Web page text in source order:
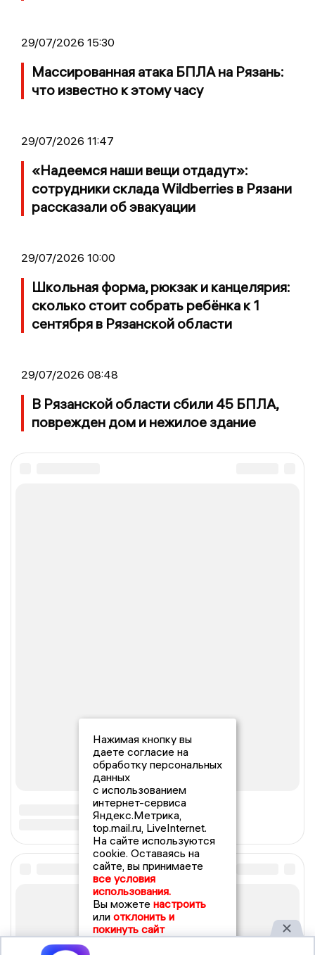
29/07/2026 15:30
Массированная атака БПЛА на Рязань:
что известно к этому часу
29/07/2026 11:47
«Надеемся наши вещи отдадут»:
сотрудники склада Wildberries в Рязани
рассказали об эвакуации
29/07/2026 10:00
Школьная форма, рюкзак и канцелярия:
сколько стоит собрать ребёнка к 1
сентября в Рязанской области
29/07/2026 08:48
В Рязанской области сбили 45 БПЛА,
поврежден дом и нежилое здание
Нажимая кнопку вы
даете согласие на
обработку персональных
данных
с использованием
интернет-сервиса
Яндекс.Метрика,
top.mail.ru, LiveInternet.
На сайте используются
cookie. Оставаясь на
сайте, вы принимаете
все условия
использования.
Вы можете настроить
или отклонить и
покинуть сайт